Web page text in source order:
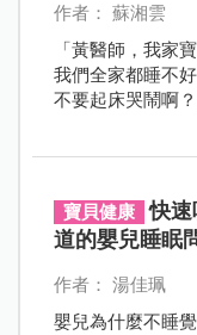
作者： 蘇湘雲
「黃醫師，我家
我們全家都睡不
不要起床哭鬧啊
麼說？
寶貝健康
快速
道的嬰兒睡眠
作者： 湯佳珮
嬰兒為什麼不睡